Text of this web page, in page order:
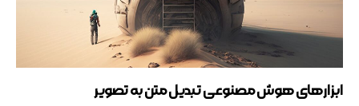
ابزارهای هوش مصنوعی تبدیل متن به تصویر